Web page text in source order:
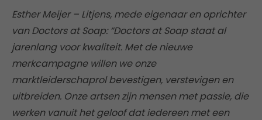
Esther Meijer – Litjens, mede eigenaar en oprichter
van Doctors at Soap: “Doctors at Soap staat al
jarenlang voor kwaliteit. Met de nieuwe
merkcampagne willen we onze
marktleiderschaprol bevestigen, verstevigen en
uitbreiden. Onze artsen zijn mensen met passie, die
werken vanuit het geloof dat iedereen met een